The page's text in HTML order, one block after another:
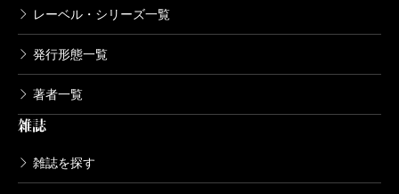
レーベル・シリーズ一覧
発行形態一覧
著者一覧
雑誌
雑誌を探す